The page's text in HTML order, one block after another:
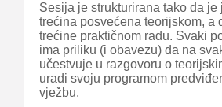
Sesija je strukturirana tako da je
trećina posvećena teorijskom, a
trećine praktičnom radu. Svaki
ima priliku (i obavezu) da na
učestvuje u razgovoru o
uradi svoju programom
vježbu.